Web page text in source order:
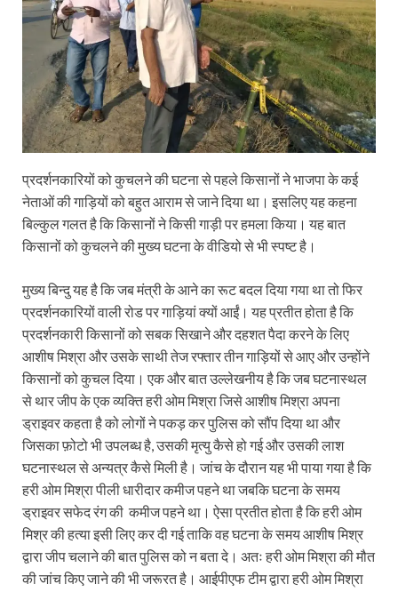
प्रदर्शनकारियों को कुचलने की घटना से पहले किसानों ने भाजपा के कई
नेताओं की गाड़ियों को बहुत आराम से जाने दिया था। इसलिए यह कहना
बिल्कुल गलत है कि किसानों ने किसी गाड़ी पर हमला किया। यह बात
किसानों को कुचलने की मुख्य घटना के वीडियो से भी स्पष्ट है।
मुख्य बिन्दु यह है कि जब मंत्री के आने का रूट बदल दिया गया था तो फिर
प्रदर्शनकारियों वाली रोड पर गाड़ियां क्यों आईं। यह प्रतीत होता है कि
प्रदर्शनकारी किसानों को सबक सिखाने और दहशत पैदा करने के लिए
आशीष मिश्रा और उसके साथी तेज रफ्तार तीन गाड़ियों से आए और उन्होंने
किसानों को कुचल दिया। एक और बात उल्लेखनीय है कि जब घटनास्थल
से थार जीप के एक व्यक्ति हरी ओम मिश्रा जिसे आशीष मिश्रा अपना
ड्राइवर कहता है को लोगों ने पकड़ कर पुलिस को सौंप दिया था और
जिसका फ़ोटो भी उपलब्ध है, उसकी मृत्यु कैसे हो गई और उसकी लाश
घटनास्थल से अन्यत्र कैसे मिली है। जांच के दौरान यह भी पाया गया है कि
हरी ओम मिश्रा पीली धारीदार कमीज पहने था जबकि घटना के समय
ड्राइवर सफेद रंग की कमीज पहने था। ऐसा प्रतीत होता है कि हरी ओम
मिश्र की हत्या इसी लिए कर दी गई ताकि वह घटना के समय आशीष मिश्र
द्वारा जीप चलाने की बात पुलिस को न बता दे। अतः हरी ओम मिश्रा की मौत
की जांच किए जाने की भी जरूरत है। आईपीएफ टीम द्वारा हरी ओम मिश्रा